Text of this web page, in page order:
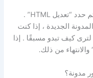
تذهب إلى مدونتك . وتحدد “موضوع” ، ثم حدد “تعديل HTML” .
الجديدة ، إذا كنت
كيف تبدو مسبقًا . إذا
من ذلك.